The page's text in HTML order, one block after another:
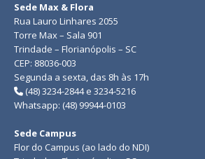
Sede Max & Flora
Rua Lauro Linhares 2055
Torre Max – Sala 901
Trindade – Florianópolis – SC
CEP: 88036-003
Segunda a sexta, das 8h às 17h
(48) 3234-2844 e 3234-5216
Whatsapp: (48) 99944-0103
Sede Campus
Flor do Campus (ao lado do NDI)